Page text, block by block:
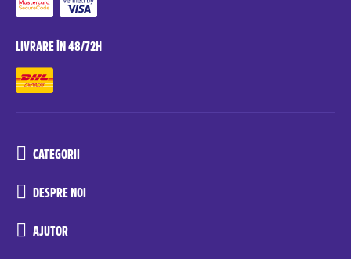
LIVRARE ÎN 48/72H
CATEGORII
DESPRE NOI
AJUTOR